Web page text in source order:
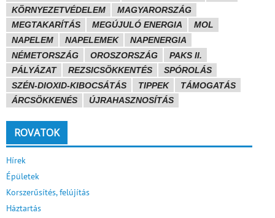
KÖRNYEZETVÉDELEM
MAGYARORSZÁG
MEGTAKARÍTÁS
MEGÚJULÓ ENERGIA
MOL
NAPELEM
NAPELEMEK
NAPENERGIA
NÉMETORSZÁG
OROSZORSZÁG
PAKS II.
PÁLYÁZAT
REZSICSÖKKENTÉS
SPÓROLÁS
SZÉN-DIOXID-KIBOCSÁTÁS
TIPPEK
TÁMOGATÁS
ÁRCSÖKKENÉS
ÚJRAHASZNOSÍTÁS
ROVATOK
Hírek
Épületek
Korszerűsítés, felújítás
Háztartás